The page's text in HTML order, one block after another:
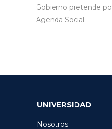
Gobierno pretende
Agenda Social.
UNIVERSIDAD
Nosotros